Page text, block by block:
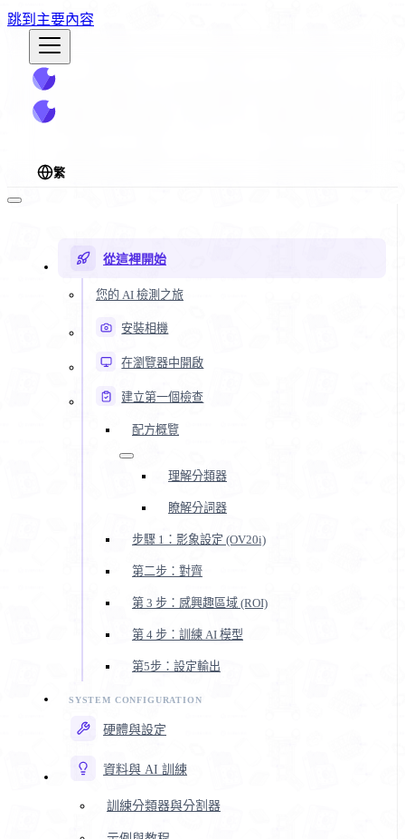
跳到主要內容
繁
從這裡開始
您的 AI 檢測之旅
安裝相機
在瀏覽器中開啟
建立第一個檢查
配方概覽
理解分類器
瞭解分詞器
步驟 1：影象設定 (OV20i)
第二步：對齊
第 3 步：感興趣區域 (ROI)
第 4 步：訓練 AI 模型
第5步：設定輸出
硬體與設定
資料與 AI 訓練
訓練分類器與分割器